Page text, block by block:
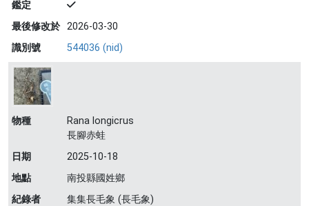
鑑定
最後修改於 2026-03-30
識別號
544036 (nid)
物種
Rana longicrus
長腳赤蛙
日期
2025-10-18
地點
南投縣國姓鄉
紀錄者
集集長毛象 (長毛象)